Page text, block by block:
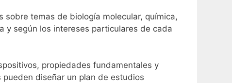
sobre temas de biología molecular, química,
y según los intereses particulares de cada
propiedades fundamentales y
pueden diseñar un plan de estudios